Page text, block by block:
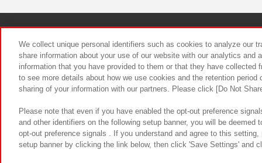
食品のご
We collect unique personal identifiers such as cookies to analyze our
share information about your use of our website with our analytics and
information that you have provided to them or that they have
to see more details about how we use cookies and the retention
sharing of your information with our partners. Please click [Do Not
Please note that even if you have enabled the opt-out preference
and other identifiers on the following setup banner, you will be
opt-out preference signals . If you understand and agree to this
setup banner by clicking the link below, then click 'Save Settings' and